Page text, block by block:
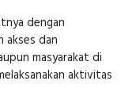
dengan
akses dan
masyarakat di
aktivitas